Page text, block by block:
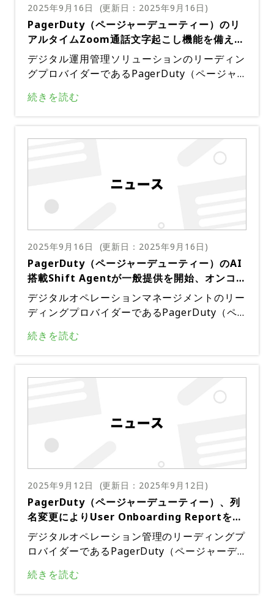
が責任を持ってAIエージェントを導入できるよ
う支援するガバナンス、監視、ガードレールへ
の投資の結果でもある。しかし、AIエージェン
トへの依存度が高まるにつれて、新たな責任も
生じる。AIエージェントが業務に深く統合され
るにつれて、組織はAIエージェントの信頼性と
回復力を確保する必要がある。調査では、回答
より強力な手順の必要性を表明した。それにも
かかわらず、回答者の96%は、自社がAIの障害
が業務に影響を与える前にそれを検出し、軽減
できると少なくともある程度自信を持ってい
る。AIエージェントが業務の重要な部分を担う
ようになるにつれて、組織は増大する複雑さを
管理するために必要な人材とスキルに投資する
必要がある。詳細はこちら出典：PagerDuty
利用条件を設定できる。Pag​​erDutyでこれら
の条件を満たすインシデントが発生すると、Ji
ra Serverに自動的に課題が作成される。これ
により、Jira上で一貫性と構造化された課題作
成が保証されるとともに、緊急対応時の手作業
実現する。Jira Serverのアップデートに加
え、PagerDutyはServiceNowとのインテグレ
ーションにおいてOAuthクライアント認証の
サポートも導入した。この新しい認証方法はB
asic認証に代わるものとなり、ユーザーはセキ
認証方法を柔軟に選択できるようになる。Pag
erDutyは、4つ目のAIエージェントであるSRE
エージェントの早期アクセスを開始した。この
AIエージェントは、進行中のインシデントの要
約を即座に提供し、過去のインシデントから重
要なコンテキストを抽出し、復旧に必要な手順
に関する洞察を提供するように設計されてい
ルとなり、ゼロから始めることなく、重大なイ
ンシデントへの迅速なトリアージと対応を支援
することが期待されている。もう一つの注目す
サポートする機能の導入だ。この機能により、
「解決」ボタンをクリックした際に自由形式の
メモを記入できるだけでなく、「顧客への影響
度」や「優先度」といったフィールドを追加で
きるようになる。これにより、インシデント解
決のレポート作成と振り返り作業の効率化が期
待される。最後に、PagerDutyはPostmorte
msのサポート終了とjeli Post Incident Revie
wへの移行を発表している。このアップグレー
ドは、インシデント後の分析機能を強化し、解
決済みのインシデントからより深い洞察をユー
ザーに提供することを目的としている。詳細は
こちら出典：PagerDuty
2025年9月16日 (更新日： 2025年9月16日 )
PagerDuty（ページャーデューティー）のリ
アルタイムZoom通話文字起こし機能を備えた
インシデント管理用Scribe Agentが一般提供
開始
デジタル運用管理ソリューションのリーディン
グプロバイダーであるPagerDuty（ページャ
供開始を発表した。この革新的な機能は、Zoo
m通話のリアルタイム文字起こしを可能にし、
デントチャンネルに文字起こしを直接配信する
ように設計されており、解決プロセスにおいて
重要な情報が漏れるのを防ぐ。Scribe Agent
は単なる文字起こしツールではない。通話のス
マートな要約も提供し、主要なトピックとアク
の問題が議論され、多数のタスクが割り当てら
れている複雑なインシデントに対処するチーム
にとって特に有益だ。Scribe Agentは通話の
簡潔な要約を提供することで、チームが軌道に
乗り、インシデント解決に集中できるよう支援
議ブリッジに追加するのは簡単だ。ユーザー
は、アカウントのAI設定、またはインシデント
ワークフローアクションから追加できる。この
柔軟性により、チームは既存のワークフローに
Scribe Agentをシームレスに統合し、既存の
機能を強化できる。PagerDutyのScribe Agen
tは、先進技術を活用してデジタル運用管理を
改善するという同社のコミットメントを体現し
ている。Scribe Agentは、文字起こしプロセ
スを自動化し、Zoom通話のインテリジェント
な要約を提供することで、チームのインシデン
ト管理をより効果的に支援する。重要な情報が
確実に収集・伝達されるため、チームはメモを
取ることではなく、インシデントの解決に集中
できる。リモートワークやデジタルコラボレー
ションがますます普及している時代において、
続きを読む
2025年9月16日 (更新日： 2025年9月16日 )
PagerDuty（ページャーデューティー）のAI
搭載Shift Agentが一般提供を開始、オンコー
ル管理を効率化
デジタルオペレーションマネージメントのリー
ディングプロバイダーであるPagerDuty（ペ
リューション「Shift Agent」の一般提供開始
を発表した。この革新的なツールは、PagerD
ることで、オンコール管理を効率化する。Shif
t Agentは、人気のチームコラボレーションプ
ラットフォームであるSlackから直接アクセス
できるため、ユーザーにとってさらに便利だ。
Shift Agentには、スケジューリングに伴う手
保証するための複数の機能が搭載されている。
オンコールスケジュールと今後のシフトを共有
し、有給休暇（PTO）の重複を自動検出し、
シフトの代替として利用可能なチームメンバー
を推薦する。また、これらのチームメンバーに
ズに行うこともできる。これにより、貴重な時
間を節約できるだけでなく、チームはより戦略
続きを読む
2025年9月12日 (更新日： 2025年9月12日 )
PagerDuty（ページャーデューティー）、列
名変更によりUser Onboarding Reportを強
化、データ精度を向上
デジタルオペレーション管理のリーディングプ
ロバイダーであるPagerDuty（ページャーデ
に大幅な変更を加える予定だ。この変更は202
5年9月22日に実施される予定で、「Downloa
続きを読む